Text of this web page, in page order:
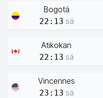
Bogotá
22:13 sá
Atikokan
22:13 sá
Vincennes
23:13 sá